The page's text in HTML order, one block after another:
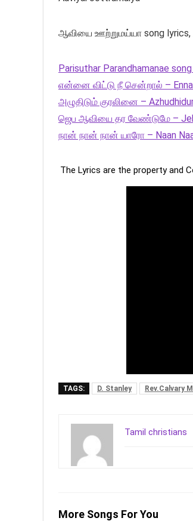
ஆவியை ஊற்றுமய்யா song lyrics,
Parisuthar Parandhamanae
என்னை விட்டு நீ சென்றால் –
அழுதிடும் குரலினை –
ஜெப ஆவியை தர வேண்டுமே –
நான் நான் நான் யாரோ – Naan
The Lyrics are the property and
TAGS: D. Stanley Rev.Calvary
Tamil christians
More Songs For You